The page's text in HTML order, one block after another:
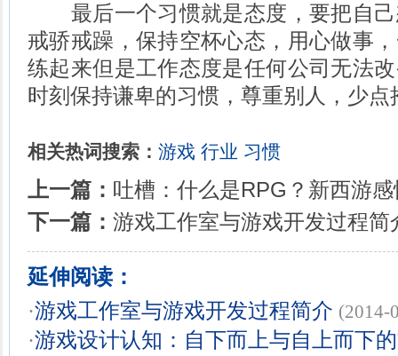
最后一个习惯就是态度，要把自己
戒骄戒躁，保持空杯心态，用心做事
练起来但是工作态度是任何公司无法
时刻保持谦卑的习惯，尊重别人，少点
相关热词搜索： 游戏 行业 习惯
上一篇： 吐槽：什么是RPG？新西游
下一篇： 游戏工作室与游戏开发过程简
延伸阅读：
·游戏工作室与游戏开发过程简介 (2014-
·游戏设计认知：自下而上与自上而下